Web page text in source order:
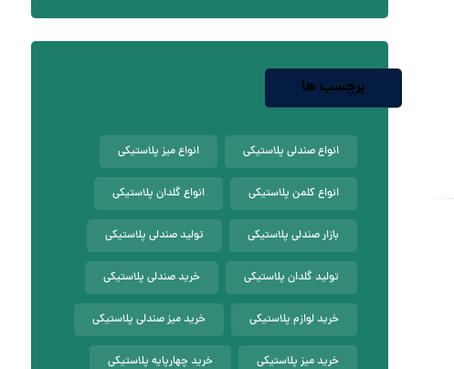
برچسب ها
انواع صندلی پلاستیکی انواع میز پلاستیکی
انواع کلمن پلاستیکی انواع گلدان پلاستیکی
بازار صندلی پلاستیکی تولید صندلی پلاستیکی
تولید گلدان پلاستیکی خرید صندلی پلاستیکی
خرید لوازم پلاستیکی خرید میز صندلی پلاستیکی
خرید میز پلاستیکی خرید چهارپایه پلاستیکی